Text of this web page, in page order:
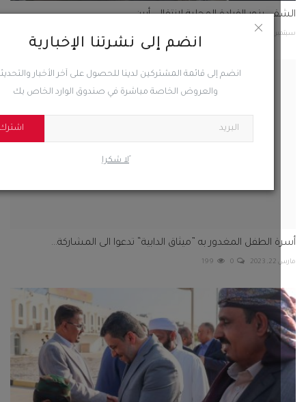
انضم إلى نشرتنا الإخبارية
انضم إلى قائمة المشتركين لدينا للحصول على آخر الأخبار والتحديثات
والعروض الخاصة مباشرة في صندوق الوارد الخاص بك
ًلا شكرا
يزور القيادة المحلية لانتقالي أبين
0
الطفل المغدور به ”ميثاق الدابية“ تدعوا الى المشاركة...
0
199